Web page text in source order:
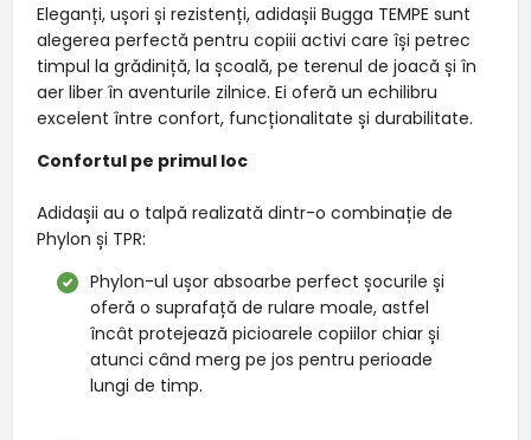
Eleganți, ușori și rezistenți, adidașii Bugga TEMPE sunt
alegerea perfectă pentru copiii activi care își petrec
timpul la grădiniță, la școală, pe terenul de joacă și în
aer liber în aventurile zilnice. Ei oferă un echilibru
excelent între confort, funcționalitate și durabilitate.
Confortul pe primul loc
Adidașii au o talpă realizată dintr-o combinație de
Phylon și TPR:
Phylon-ul ușor absoarbe perfect șocurile și
oferă o suprafață de rulare moale, astfel
încât protejează picioarele copiilor chiar și
atunci când merg pe jos pentru perioade
lungi de timp.